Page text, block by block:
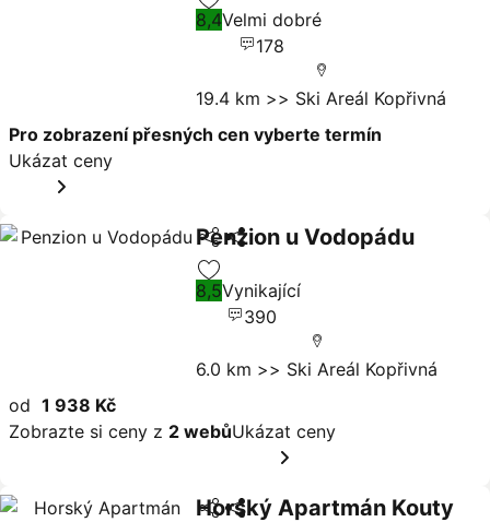
Přidat na seznam oblíbených
Ukázat ceny
8,4Velmi dobré
178
19.4 km >> Ski Areál Kopřivná
Pro zobrazení přesných cen vyberte termín
Ukázat ceny
Sdílet
Přidat na seznam oblíbených
Penzion u Vodopádu
Ukázat ceny
8,5Vynikající
390
6.0 km >> Ski Areál Kopřivná
od 1 938 Kč
Zobrazte si ceny z 2 webůUkázat ceny
Sdílet
Horský Apartmán Kouty